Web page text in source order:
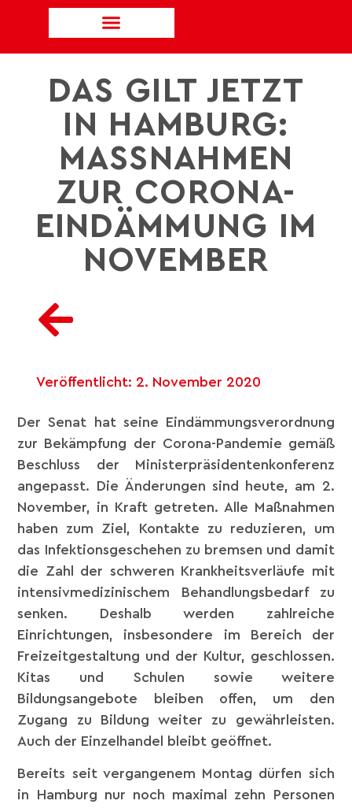
DAS GILT JETZT
IN HAMBURG:
MASSNAHMEN Z
UR CORONA-E
INDÄMMUNG IM N
OVEMBER
Veröffentlicht: 2. November 2020
Der Senat hat seine Eindämmungsverordnung
zur Bekämpfung der Corona-Pandemie gemäß
Beschluss der Ministerpräsidentenkonferenz
angepasst. Die Änderungen sind heute, am 2.
November, in Kraft getreten. Alle Maßnahmen
haben zum Ziel, Kontakte zu reduzieren, um
das Infektionsgeschehen zu bremsen und damit
die Zahl der schweren Krankheitsverläufe mit
intensivmedizinischem Behandlungsbedarf zu
senken. Deshalb werden zahlreiche
Einrichtungen, insbesondere im Bereich der
Freizeitgestaltung und der Kultur, geschlossen.
Kitas und Schulen sowie weitere
Bildungsangebote bleiben offen, um den
Zugang zu Bildung weiter zu gewährleisten.
Auch der Einzelhandel bleibt geöffnet.
Bereits seit vergangenem Montag dürfen sich
in Hamburg nur noch maximal zehn Personen